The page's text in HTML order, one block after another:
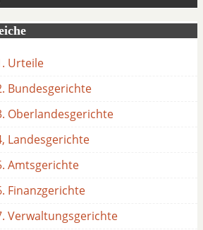
Urteile
Bundesgerichte
Oberlandesgerichte
Landesgerichte
Amtsgerichte
Finanzgerichte
Verwaltungsgerichte